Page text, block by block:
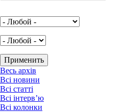
Весь архів
Всі новини
Всі статті
Всі інтерв’ю
Всі колонки